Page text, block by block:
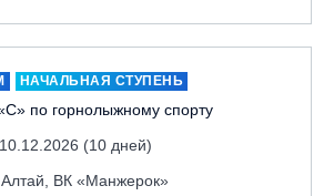
ГЛК "Ципина гора"
ГЛЦ «Уктус»
НАЧАЛЬНАЯ СТУПЕНЬ
по горнолыжному спорту
(10 дней)
Алтай, ВК «Манжерок»